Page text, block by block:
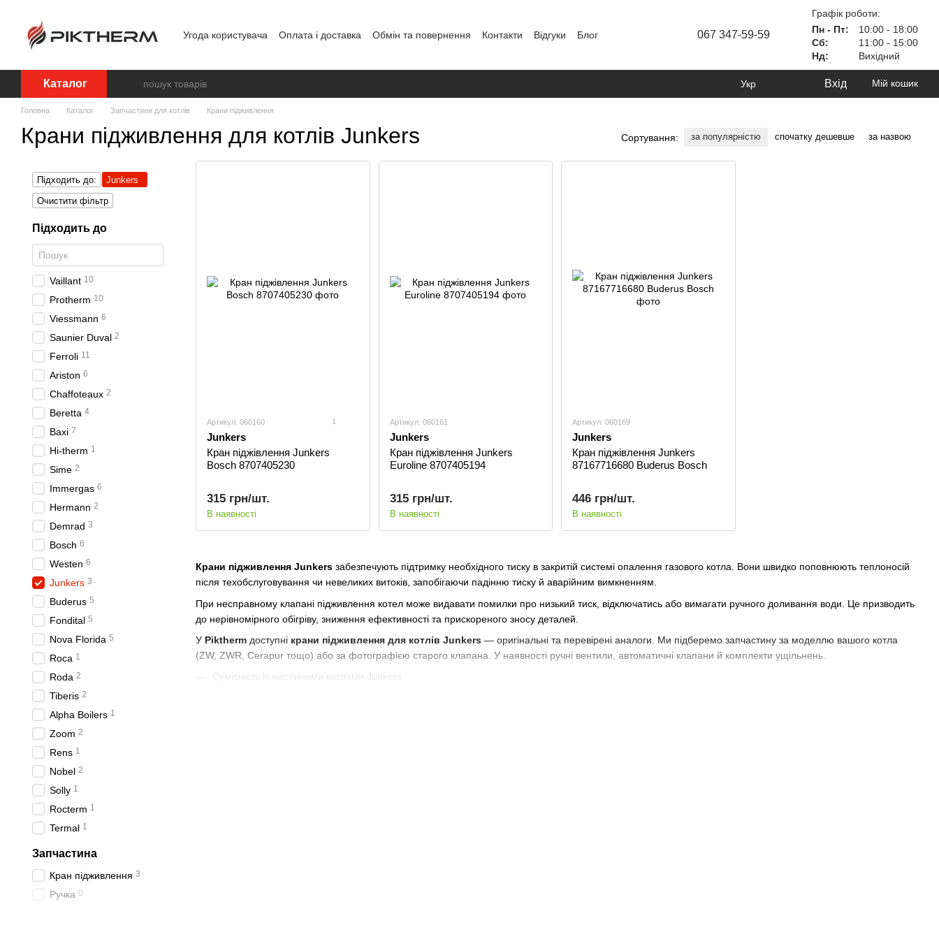
Угода користувача Оплата і доставка Обмін та повернення Контакти Відгуки
Блог
067 347-59-59
Графік роботи:
Пн - Пт:
10:00 - 18:00
Сб:
11:00 - 15:00
Нд:
Вихідний
Каталог Укр Вхід Мій кошик
Головна Каталог Запчастини для котлів Крани підживлення
Крани підживлення для котлів Junkers Сортування: за популярністю спочатку дешевше за назвою
Крани підживлення Junkers забезпечують підтримку необхідного тиску в закритій системі опалення газового котла. Вони швидко поповнюють теплоносій
після техобслуговування чи невеликих витоків, запобігаючи падінню тиску й аварійним вимкненням.
При несправному клапані підживлення котел може видавати помилки про низький тиск, відключатись або вимагати ручного доливання води. Це призводить
до нерівномірного обігріву, зниження ефективності та прискореного зносу деталей.
У Piktherm доступні крани підживлення для котлів Junkers — оригінальні та перевірені аналоги. Ми підберемо запчастину за моделлю вашого котла
(ZW, ZWR, Cerapur тощо) або за фотографією старого клапана. У наявності ручні вентили, автоматичні клапани й комплекти ущільнень.
Сумісність із настінними котлами Junkers
Артикул: 060160 1
Junkers
Кран піджівлення Junkers
Bosch 8707405230
315 грн/шт.
В наявності
Артикул: 060161
Junkers
Кран піджівлення Junkers
Euroline 8707405194
315 грн/шт.
В наявності
Артикул: 060169
Junkers
Кран піджівлення Junkers
87167716680 Buderus Bosch
446 грн/шт.
В наявності
Підходить до:
Junkers
Очистити фільтр
Підходить до
Vaillant 10
Protherm 10
Viessmann 6
Saunier Duval 2
Ferroli 11
Ariston 6
Сhaffoteaux 2
Beretta 4
Baxi 7
Hi-therm 1
Sime 2
Immergas 6
Hermann 2
Demrad 3
Bosch 6
Westen 6
Junkers 3
Buderus 5
Fondital 5
Nova Florida 5
Roca 1
Roda 2
Tiberis 2
Alpha Boilers 1
Zoom 2
Rens 1
Nobel 2
Solly 1
Rocterm 1
Termal 1
Запчастина
Кран підживлення 3
Ручка 0